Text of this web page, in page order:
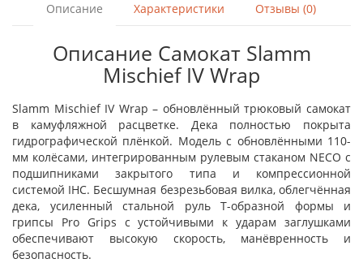
Описание Характеристики Отзывы (0)
Описание Самокат Slamm
Mischief IV Wrap
Slamm Mischief IV Wrap – обновлённый трюковый самокат
в камуфляжной расцветке. Дека полностью покрыта
гидрографической плёнкой. Модель с обновлёнными 110-
мм колёсами, интегрированным рулевым стаканом NECO с
подшипниками закрытого типа и компрессионной
системой IHC. Бесшумная безрезьбовая вилка, облегчённая
дека, усиленный стальной руль Т-образной формы и
грипсы Pro Grips с устойчивыми к ударам заглушками
обеспечивают высокую скорость, манёвренность и
безопасность.